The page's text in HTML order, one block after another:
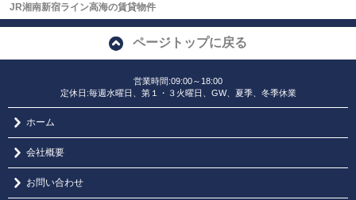
JR湘南新宿ライン高海の賃貸物件
ページトップに戻る
営業時間:09:00～18:00
定休日:毎週水曜日、第１・３火曜日、GW、夏季、冬季休業
ホーム
会社概要
お問い合わせ